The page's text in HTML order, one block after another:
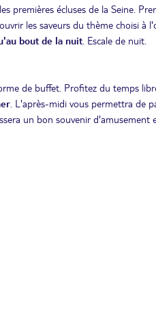
premières écluses de la Seine.
les saveurs du thème choisi à
bout de la nuit. Escale de nuit.
de buffet. Profitez du temps
. L'après-midi vous permettra de
un bon souvenir d'amusement